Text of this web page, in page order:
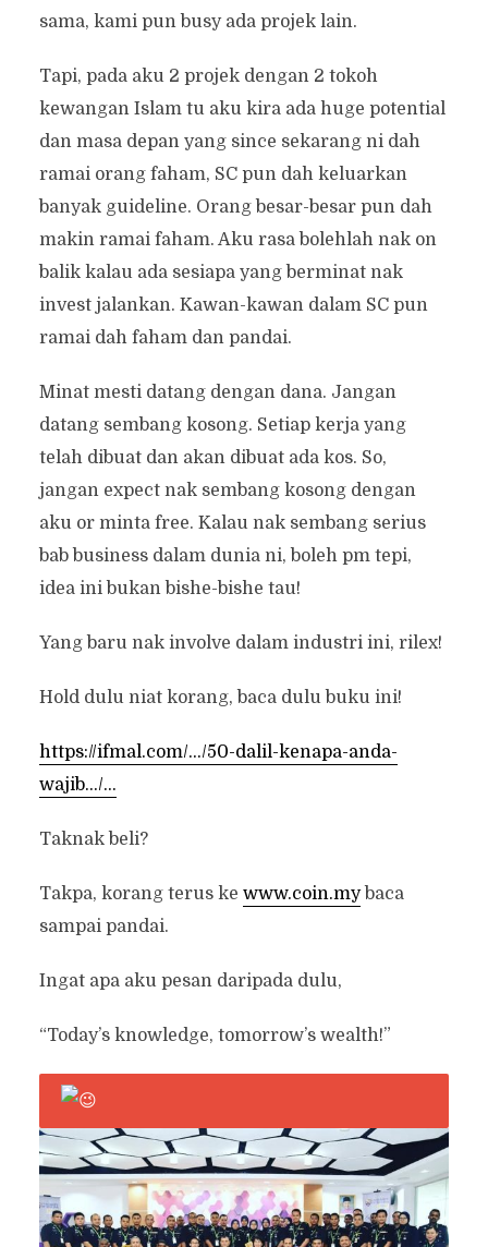
sama, kami pun busy ada projek lain.
Tapi, pada aku 2 projek dengan 2 tokoh
kewangan Islam tu aku kira ada huge potential
dan masa depan yang since sekarang ni dah
ramai orang faham, SC pun dah keluarkan
banyak guideline. Orang besar-besar pun dah
makin ramai faham. Aku rasa bolehlah nak on
balik kalau ada sesiapa yang berminat nak
invest jalankan. Kawan-kawan dalam SC pun
ramai dah faham dan pandai.
Minat mesti datang dengan dana. Jangan
datang sembang kosong. Setiap kerja yang
telah dibuat dan akan dibuat ada kos. So,
jangan expect nak sembang kosong dengan
aku or minta free. Kalau nak sembang serius
bab business dalam dunia ni, boleh pm tepi,
idea ini bukan bishe-bishe tau!
Yang baru nak involve dalam industri ini, rilex!
Hold dulu niat korang, baca dulu buku ini!
https://ifmal.com/…/50-dalil-kenapa-anda-
wajib…/…
Taknak beli?
Takpa, korang terus ke www.coin.mybaca
sampai pandai.
Ingat apa aku pesan daripada dulu,
“Today’s knowledge, tomorrow’s wealth!”